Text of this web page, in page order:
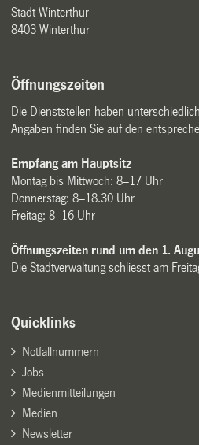
Stadt Winterthur
8403 Winterthur
Öffnungszeiten
Die Dienststellen haben
Angaben finden Sie auf den
Empfang am Hauptsitz
Montag bis Mittwoch: 8–17 Uhr
Donnerstag: 8–18.30 Uhr
Freitag: 8–16 Uhr
Öffnungszeiten rund um den 1.
Die Stadtverwaltung schliesst am
Quicklinks
Notfallnummern
Jobs
Medienmitteilungen
Medien
Newsletter